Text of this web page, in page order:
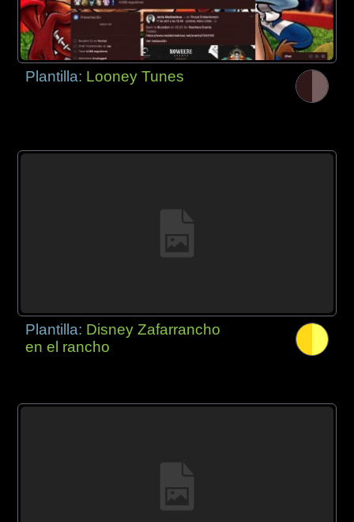
Plantilla: Looney Tunes
Plantilla: Disney Zafarrancho
en el rancho